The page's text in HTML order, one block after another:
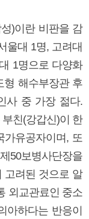
)이란 비판을 감
울대 1명, 고려대
1명으로 다양화
형 해수부장관 후
사 중 가장 젊다.
친(강갑신)이 한
유공자이며, 또
50보병사단장을
고려된 것으로 알
외교관료인 중소
아하다는 반응이